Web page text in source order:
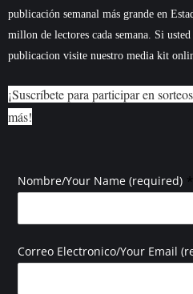
publicación semanal más grande en
millon de lectores cada semana. Si
publicacion visite nuestro media kit
¡Suscríbete para participar en
más!
Nombre/Your Name (required) *
Correo Electronico/Your Email